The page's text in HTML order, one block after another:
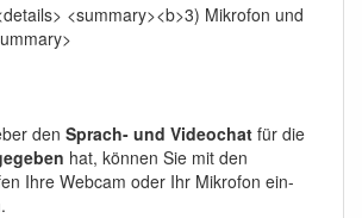
<summary><b>3) Mikrofon und
den Sprach- und Videochat für die
hat, können Sie mit den
Ihre Webcam oder Ihr Mikrofon ein-